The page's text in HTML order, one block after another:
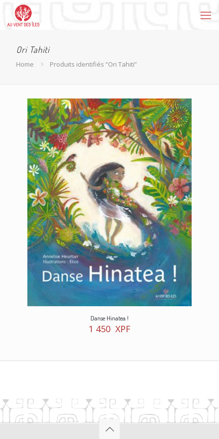
Ori Tahiti
Home Produits identifiés “Ori Tahiti”
Danse Hinatea !
1 450 XPF